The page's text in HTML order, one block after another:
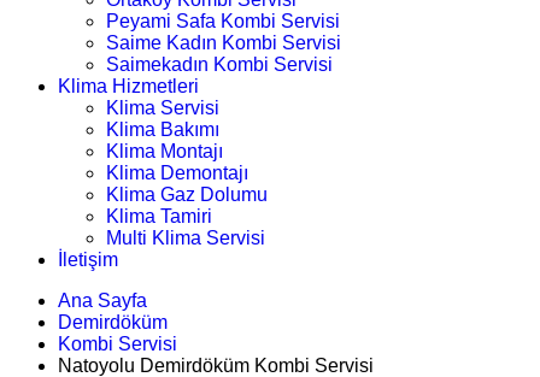
Peyami Safa Kombi Servisi
Saime Kadın Kombi Servisi
Saimekadın Kombi Servisi
Klima Hizmetleri
Klima Servisi
Klima Bakımı
Klima Montajı
Klima Demontajı
Klima Gaz Dolumu
Klima Tamiri
Multi Klima Servisi
İletişim
Ana Sayfa
Demirdöküm
Kombi Servisi
Natoyolu Demirdöküm Kombi Servisi